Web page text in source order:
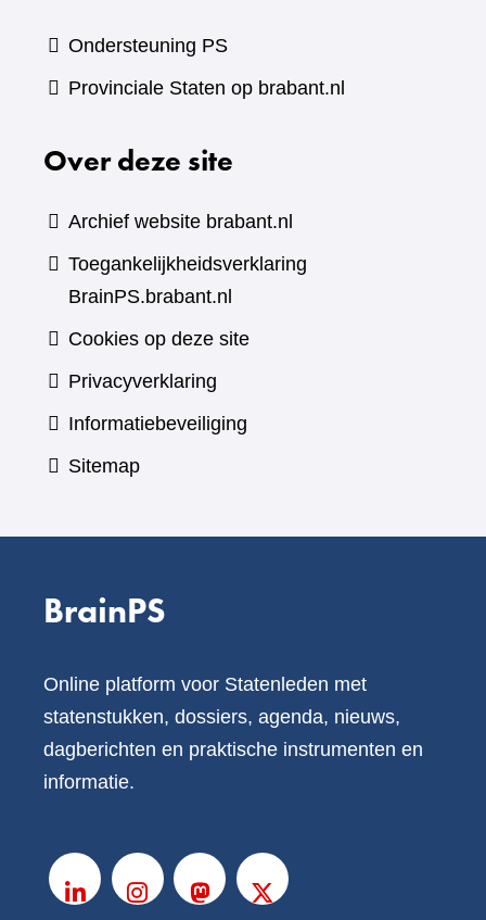
Ondersteuning PS
Provinciale Staten op brabant.nl
Over deze site
Archief website brabant.nl
Toegankelijkheidsverklaring
BrainPS.brabant.nl
Cookies op deze site
Privacyverklaring
Informatiebeveiliging
Sitemap
BrainPS
Online platform voor Statenleden met
statenstukken, dossiers, agenda, nieuws,
dagberichten en praktische instrumenten en
informatie.